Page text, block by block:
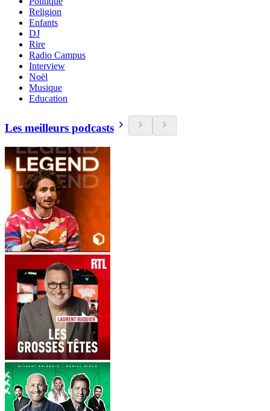
Religion
Enfants
DJ
Rire
Radio Campus
Interview
Noël
Musique
Education
Les meilleurs podcasts